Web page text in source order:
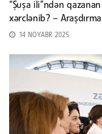
“Şuşa ili”ndən
xərclənib? – Araşdırma
14 NOYABR 2025